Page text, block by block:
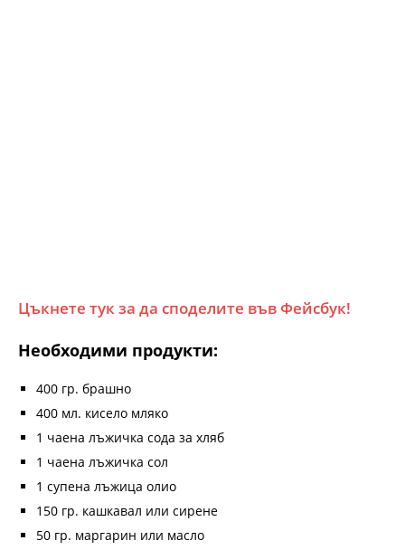
Цъкнете тук за да споделите във Фейсбук!
Необходими продукти:
400 гр. брашно
400 мл. кисело мляко
1 чаена лъжичка сода за хляб
1 чаена лъжичка сол
1 супена лъжица олио
150 гр. кашкавал или сирене
50 гр. маргарин или масло